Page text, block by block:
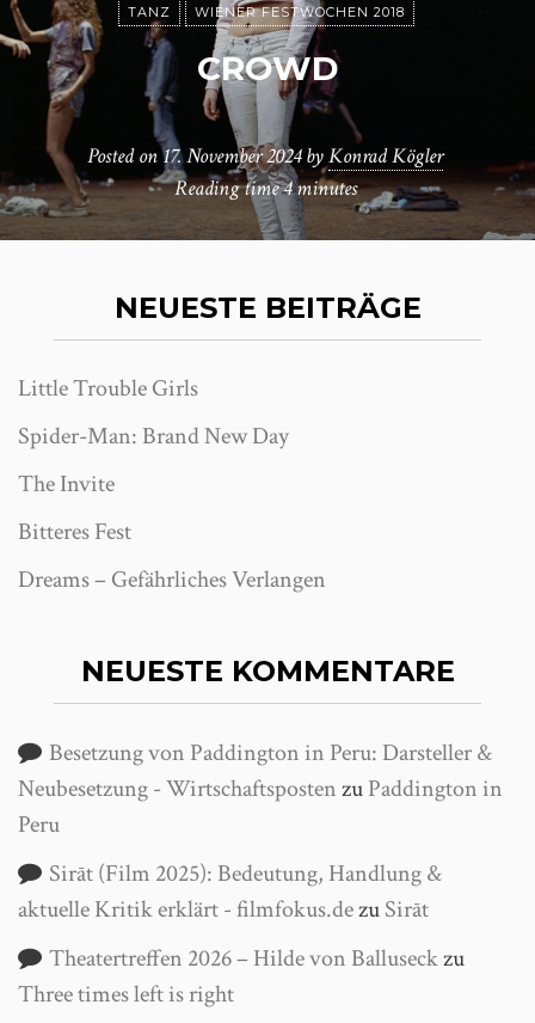
TANZ WIENER FESTWOCHEN 2018
CROWD
Posted on17. November 2024 byKonrad Kögler
Reading time4 minutes
NEUESTE BEITRÄGE
Little Trouble Girls
Spider-Man: Brand New Day
The Invite
Bitteres Fest
Dreams – Gefährliches Verlangen
NEUESTE KOMMENTARE
Besetzung von Paddington in Peru: Darsteller &
Neubesetzung - WirtschaftspostenzuPaddington in
Peru
Sirāt (Film 2025): Bedeutung, Handlung &
aktuelle Kritik erklärt - filmfokus.dezuSirāt
Theatertreffen 2026 – Hilde von Balluseckzu
Three times left is right